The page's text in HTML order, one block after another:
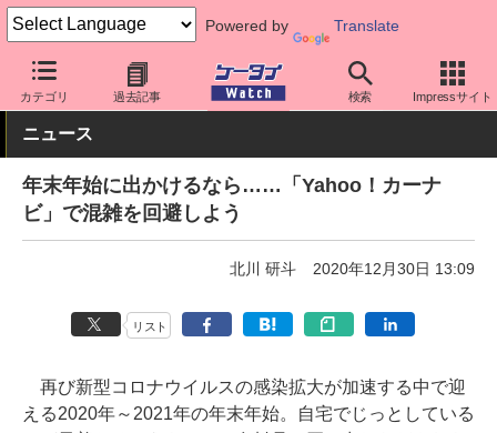
Powered by Translate
カテゴリ 過去記事 検索 Impressサイト
ケータイ Watch アプリ・サービス マップ/ナビ
ニュース
年末年始に出かけるなら……「Yahoo！カーナ
ビ」で混雑を回避しよう
北川 研斗 2020年12月30日 13:09
リスト
再び新型コロナウイルスの感染拡大が加速する中で迎
える2020年～2021年の年末年始。自宅でじっとしている